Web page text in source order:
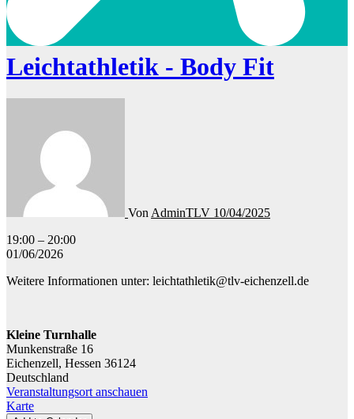
Leichtathletik - Body Fit
Von AdminTLV 10/04/2025
Leichtathletik
-
Fit
19:00 – 20:00
01/06/2026
Weitere Informationen unter: leichtathletik@tlv-eichenzell.de
Kleine Turnhalle
Munkenstraße 16
Eichenzell, Hessen 36124
Deutschland
Veranstaltungsort anschauen
KarteKleine